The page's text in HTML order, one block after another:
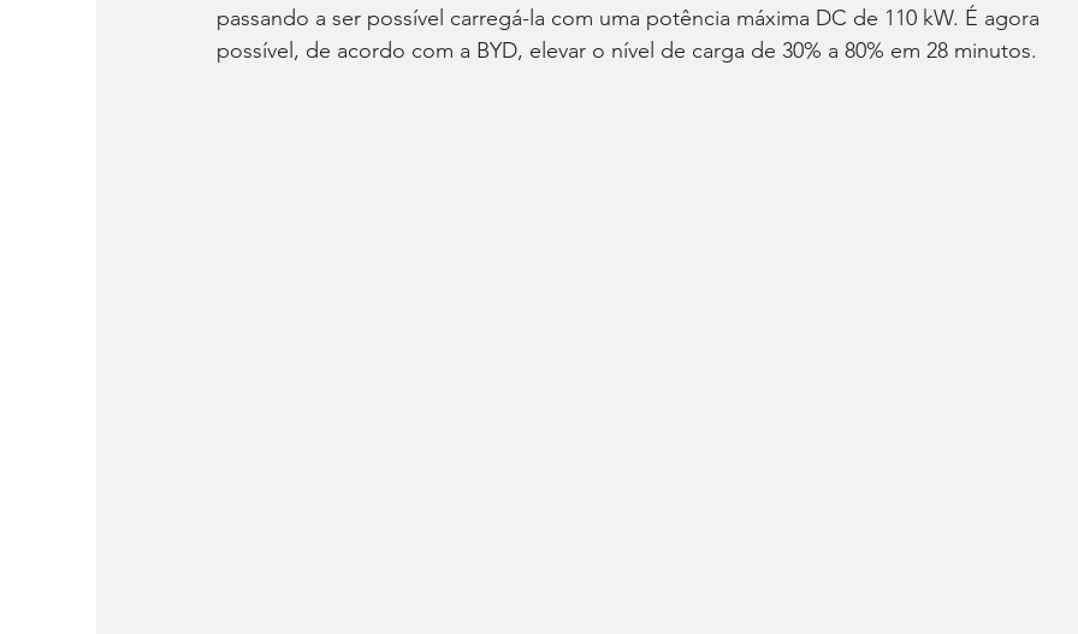
passando a ser possível carregá-la com uma potência máxima DC de 110 kW. É agora
possível, de acordo com a BYD, elevar o nível de carga de 30% a 80% em 28 minutos.